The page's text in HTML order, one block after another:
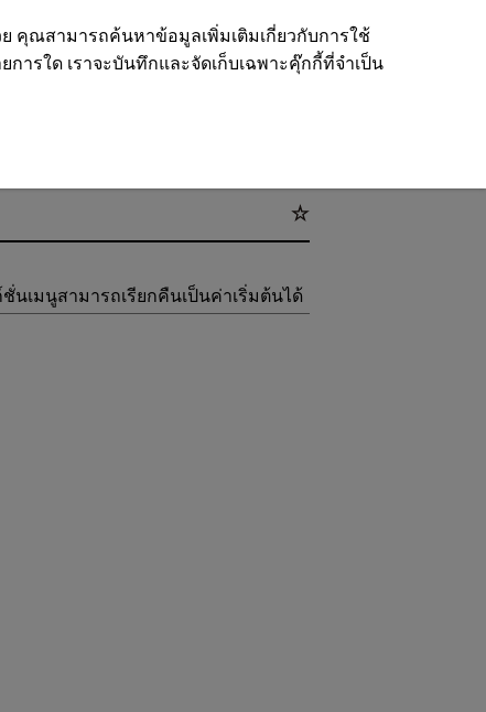
เมนูสามารถเรียกคืนเป็นค่าเริ่มต้นได้
คุณสามารถค้นหาข้อมูลเพิ่มเติมเกี่ยวกับการใช้
การใด เราจะบันทึกและจัดเก็บเฉพาะคุ๊กกี้ที่จำเป็น